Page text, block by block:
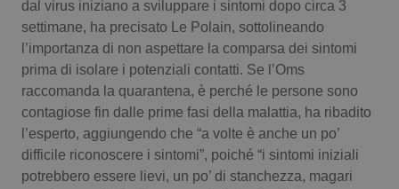
Emilia-Romagna
Friuli Venezia Giulia
Lazio
Liguria
Colesterolo & coronaropatie
Dermatite Atopica
Diabete & glucometri
Disturbi dell’umore
dal virus iniziano a sviluppare i sintomi dopo circa 3
settimane, ha precisato Le Polain, sottolineando
l’importanza di non aspettare la comparsa dei sintomi
prima di isolare i potenziali contatti. Se l’Oms
raccomanda la quarantena, è perché le persone sono
contagiose fin dalle prime fasi della malattia, ha ribadito
l’esperto, aggiungendo che “a volte è anche un po’
difficile riconoscere i sintomi”, poiché “i sintomi iniziali
potrebbero essere lievi, un po’ di stanchezza, magari